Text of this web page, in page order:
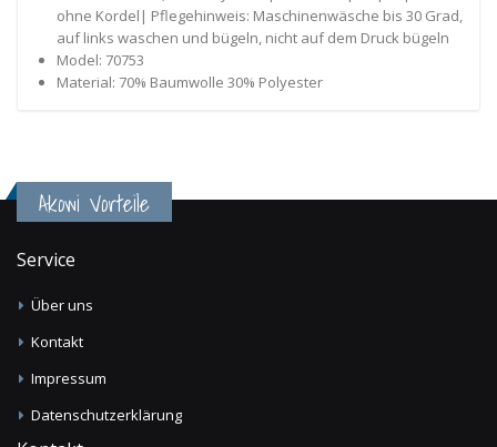
ohne Kordel| Pflegehinweis: Maschinenwäsche bis 30 Grad,
auf links waschen und bügeln, nicht auf dem Druck bügeln
Model: 70753
Material: 70% Baumwolle 30% Polyester
Akowi Vorteile
Service
Über uns
Kontakt
Impressum
Datenschutzerklärung